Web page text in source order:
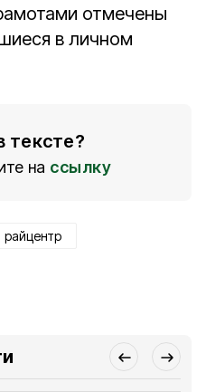
отмечены
в личном
тексте?
на ссылку
райцентр